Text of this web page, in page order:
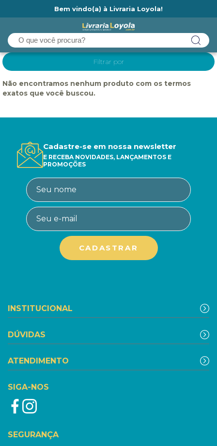
Bem vindo(a) à Livraria Loyola!
Filtrar por
Não encontramos nenhum produto com os termos
exatos que você buscou.
Cadastre-se em nossa newsletter
E RECEBA NOVIDADES, LANÇAMENTOS E
PROMOÇÕES
INSTITUCIONAL
DÚVIDAS
ATENDIMENTO
SIGA-NOS
SEGURANÇA